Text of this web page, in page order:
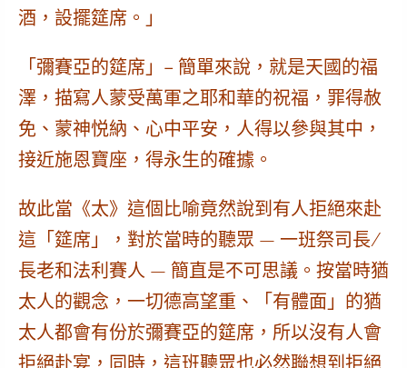
酒，設擺筵席。」
「彌賽亞的筵席」– 簡單來說，就是天國的福
澤，描寫人蒙受萬軍之耶和華的祝福，罪得赦
免、蒙神悦納、心中平安，人得以參與其中，
接近施恩寶座，得永生的確據。
故此當《太》這個比喻竟然說到有人拒絕來赴
這「筵席」，對於當時的聽眾 — 一班祭司長/
長老和法利賽人 — 簡直是不可思議。按當時猶
太人的觀念，一切德高望重、「有體面」的猶
太人都會有份於彌賽亞的筵席，所以沒有人會